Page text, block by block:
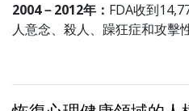
2004－2012年： FDA收到
人意念、殺人、躁狂症和攻擊性